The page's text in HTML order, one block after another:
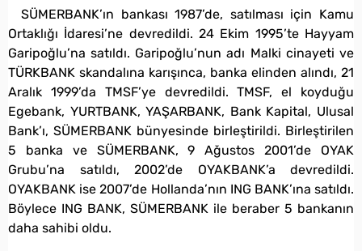
SÜMERBANK’ın bankası 1987’de, satılması için Kamu
Ortaklığı İdaresi’ne devredildi. 24 Ekim 1995’te Hayyam
Garipoğlu’na satıldı. Garipoğlu’nun adı Malki cinayeti ve
TÜRKBANK skandalına karışınca, banka elinden alındı, 21
Aralık 1999’da TMSF’ye devredildi. TMSF, el koyduğu
Egebank, YURTBANK, YAŞARBANK, Bank Kapital, Ulusal
Bank’ı, SÜMERBANK bünyesinde birleştirildi. Birleştirilen
5 banka ve SÜMERBANK, 9 Ağustos 2001’de OYAK
Grubu’na satıldı, 2002’de OYAKBANK’a devredildi.
OYAKBANK ise 2007’de Hollanda’nın ING BANK’ına satıldı.
Böylece ING BANK, SÜMERBANK ile beraber 5 bankanın
daha sahibi oldu.